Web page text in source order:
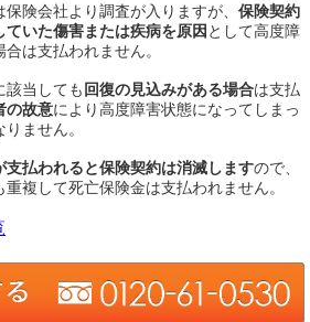
険会社より調査が入りますが、 保険契約
いた傷害または疾病を原因 として高度障
は支払われません。
該当しても 回復の見込みがある場合は支払
の故意により高度障害状態になってしまっ
ません。
支払われると保険契約は消滅しますので、
複して死亡保険金は支払われません。